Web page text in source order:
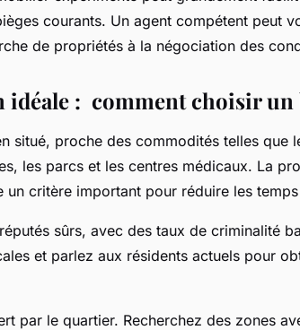
courants. Un agent compétent peut
de propriétés à la négociation des
idéale : comment choisir
situé, proche des commodités telles que
les parcs et les centres médicaux. La
un critère important pour réduire les
sûrs, avec des taux de criminalité
et parlez aux résidents actuels pour
par le quartier. Recherchez des zones